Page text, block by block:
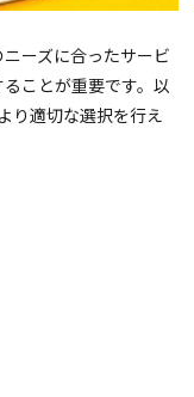
ーズに合ったサービ
ことが重要です。以
り適切な選択を行え